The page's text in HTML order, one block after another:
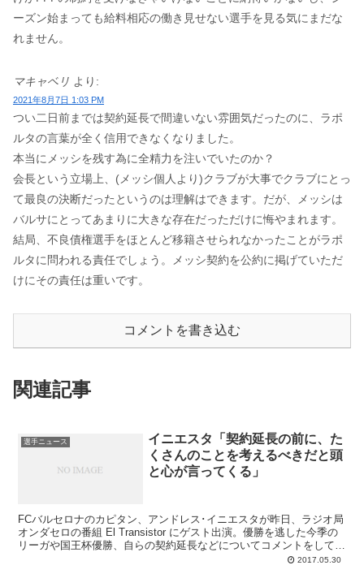
ーズン始まっても給料相応の働き見せない選手を見る気にまだな
れません。
マキャベリ より:
2021年8月7日 1:03 PM
つい二日前までは契約延長で間違いない雰囲気だったのに、ラポ
ルタの言葉が全く信用できなくなりました。
本当にメッシを残す為に全精力を注いでいたのか？
会長という立場上、(メッシ個人より)クラブが大事でクラブにとっ
て最良の決断だったというのは理解はできます。だが、メッシは
バルサにとってあまりに大きな存在だっただけに悔やまれます。
結局、不良債権選手をほとんど移籍させられなかったことがラポ
ルタに問われる責任でしょう。メッシ契約を公約に掲げていただ
けにその責任は重いです。
コメントを書き込む
関連記事
選手ニュース
イニエスタ「契約延長の前に、た
くさんのことを考えるべきだと頭
と心が言ってくる」
FCバルセロナのカピタン、アンドレス･イニエスタが昨日、ラジオ局
オンダセロの番組 El Transistor にゲスト出演。優勝を逃した今季の
リーガや国王杯優勝、自らの契約延長などについてコメントをしてい
ます。なかでも気になるのはやはり、なかなか合意に達しないバルサ
2017.05.30